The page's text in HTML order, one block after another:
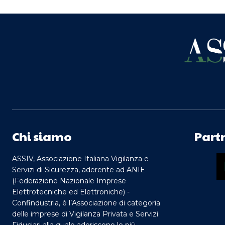
Chi siamo
ASSIV, Associazione Italiana Vigilanza e
Servizi di Sicurezza, aderente ad ANIE
(Federazione Nazionale Imprese
Elettrotecniche ed Elettroniche) -
Confindustria, è l’Associazione di categoria
delle imprese di Vigilanza Privata e Servizi